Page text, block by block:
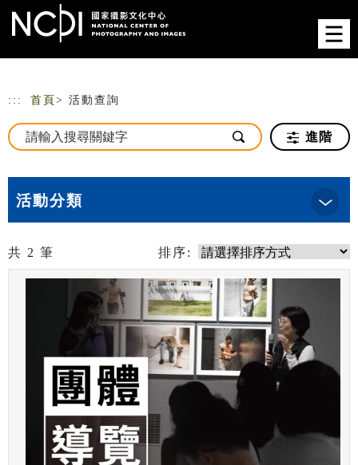
跳到主要內容
網站導覽
::: 首頁 > 活動查詢
進階
活動分類
共 2 筆 排序: